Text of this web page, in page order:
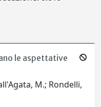
le aspettative
M.; Rondelli,